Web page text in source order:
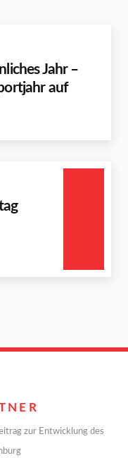
Jahr –
auf
zur Entwicklung des